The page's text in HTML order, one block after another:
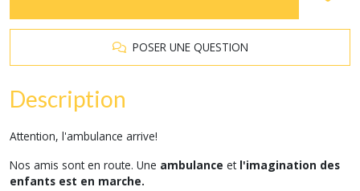
POSER UNE QUESTION
Description
Attention, l'ambulance arrive!
Nos amis sont en route. Une ambulance et l'imagination des
enfants est en marche.